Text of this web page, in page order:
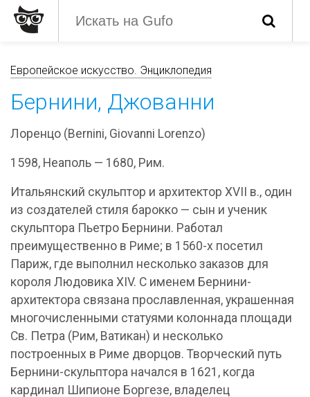
Европейское искусство. Энциклопедия
Бернини, Джованни
Лоренцо (Bernini, Giovanni Lorenzo)
1598, Неаполь — 1680, Рим.
Итальянский скульптор и архитектор XVII в., один
из создателей стиля барокко — сын и ученик
скульптора Пьетро Бернини. Работал
преимущественно в Риме; в 1560-х посетил
Париж, где выполнил несколько заказов для
короля Людовика XIV. С именем Бернини-
архитектора связана прославленная, украшенная
многочисленными статуями колоннада площади
Св. Петра (Рим, Ватикан) и несколько
построенных в Риме дворцов. Творческий путь
Бернини-скульптора начался в 1621, когда
кардинал Шипионе Боргезе, владелец